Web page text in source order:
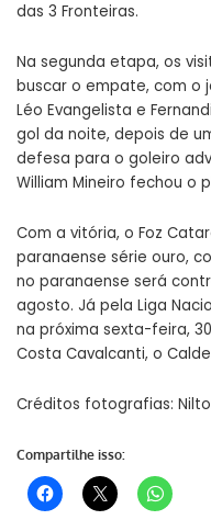
das 3 Fronteiras.
Na segunda etapa, os
buscar o empate, com o
Léo Evangelista e
gol da noite, depois de
defesa para o goleiro
William Mineiro fechou o
Com a vitória, o Foz
paranaense série ouro,
no paranaense será
agosto. Já pela Liga
na próxima sexta-feira,
Costa Cavalcanti, o
Créditos fotografias:
Compartilhe isso: